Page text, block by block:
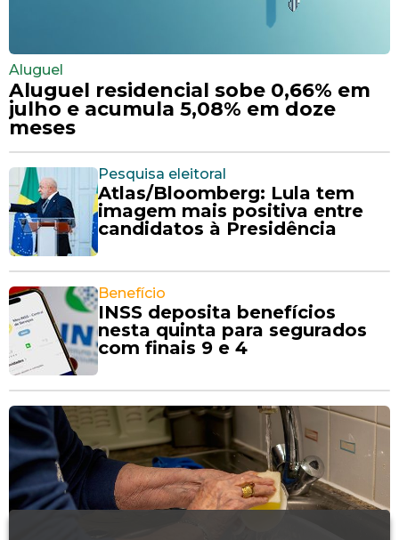
Aluguel
Aluguel residencial sobe 0,66% em
julho e acumula 5,08% em doze
meses
Pesquisa eleitoral
Atlas/Bloomberg: Lula tem
imagem mais positiva entre
candidatos à Presidência
Benefício
INSS deposita benefícios
nesta quinta para segurados
com finais 9 e 4